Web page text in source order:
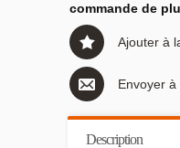
commande de
Ajouter à
Envoyer
Description